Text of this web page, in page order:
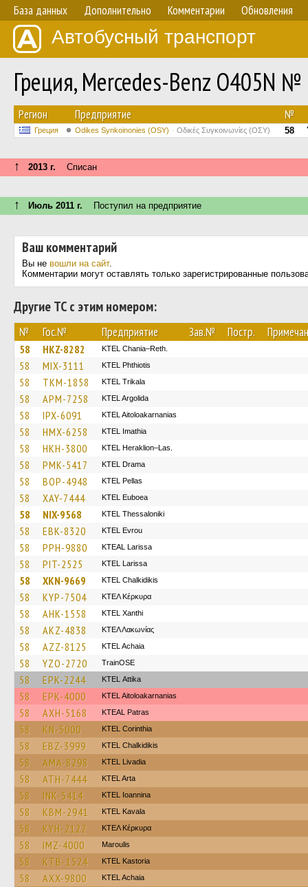
База данных Дополнительно Комментарии Обновления
Автобусный транспорт
Греция, Mercedes-Benz O405N
Регион Предприятие №
Греция Odikes Synkoinonies (OSY) Οδικές Συγκοινωνίες (ΟΣΥ) 58
↑ 2013 г. Списан
↑ Июль 2011 г. Поступил на предприятие
Ваш комментарий
Вы не вошли на сайт.
Комментарии могут оставлять только зарегистрированные
Другие ТС с этим номером:
№ Гос.№ Предприятие Зав.№ Постр.
58 HKZ-8282 KTEL Chania–Reth.
58 MIX-3111 ΚΤΕL Phthiotis
58 TKM-1858 ΚΤΕL Τrikala
58 APM-7258 KTEL Argolida
58 IPX-6091 KTEL Aitoloakarnanias
58 HMX-6258 KTEL Imathia
58 HKH-3800 KTEL Heraklion–Las.
58 PMK-5417 KTEL Drama
58 BOP-4948 KTEL Pellas
58 XAY-7444 ΚΤΕL Euboea
58 NIX-9568 KTEL Thessaloniki
58 EBK-8320 KTEL Evrou
58 PPH-9880 KTEAL Larissa
58 PIT-2525 KTEL Larissa
58 XKN-9669 ΚΤΕL Chalkidikis
58 KYP-7504 ΚΤΕΛ Κέρκυρα
58 AHK-1558 KTEL Xanthi
58 AKZ-4838 ΚΤΕΛ Λακωνίας
58 AZZ-8125 KTEL Achaia
58 YZO-2720 TrainΟSE
58 EPK-2244 KΤΕL Αttika
58 EPK-4000 KTEL Aitoloakarnanias
58 AXH-5168 KTEAL Patras
58 KN-5000 KTEL Corinthia
58 EBZ-3999 ΚΤΕL Chalkidikis
58 AMA-8298 KTEL Livadia
58 ATH-7444 KTEL Arta
58 INK-5414 KTEL Ioannina
58 KBM-2941 KTEL Kavala
58 KYH-2122 ΚΤΕΛ Κέρκυρα
58 IMZ-4000 Maroulis
58 KTB-1524 KTEL Kastoria
58 AXX-9800 KTEL Achaia